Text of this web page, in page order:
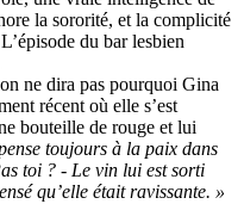
la sororité, et la complicité
du bar lesbien
ne dira pas pourquoi Gina
récent où elle s’est
bouteille de rouge et lui
toujours à la paix dans
toi ? - Le vin lui est sorti
qu’elle était ravissante. »